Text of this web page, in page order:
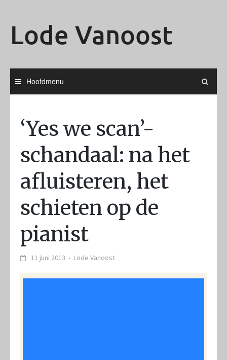
Lode Vanoost
Hoofdmenu
‘Yes we scan’-
schandaal: na het
afluisteren, het
schieten op de
pianist
11 juni 2013 - Lode Vanoost